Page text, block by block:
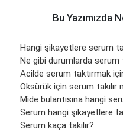
Bu Yazımızda
Hangi şikayetlere serum
Ne gibi durumlarda serum
Acilde serum taktırmak
Öksürük için serum takılır
Mide bulantısına hangi
Serum hangi şikayetlere
Serum kaça takılır?